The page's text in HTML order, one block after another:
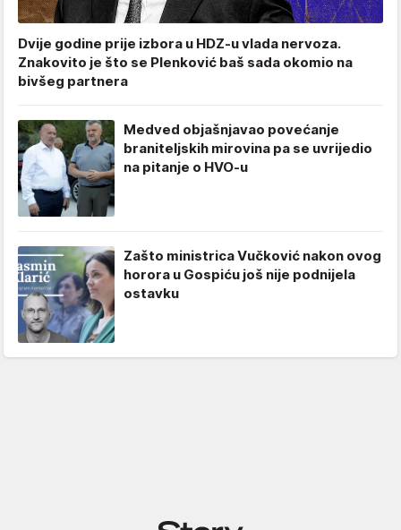
Dvije godine prije izbora u HDZ-u vlada nervoza.
Znakovito je što se Plenković baš sada okomio na
bivšeg partnera
Medved objašnjavao povećanje
braniteljskih mirovina pa se uvrijedio
na pitanje o HVO-u
Zašto ministrica Vučković nakon ovog
horora u Gospiću još nije podnijela
ostavku